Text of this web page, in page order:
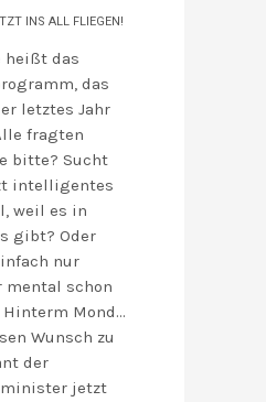
INS ALL FLIEGEN!
heißt das
das
letztes Jahr
fragten
bitte? Sucht
intelligentes
weil es in
gibt? Oder
nur
mental schon
Mond…
Wunsch zu
der
jetzt